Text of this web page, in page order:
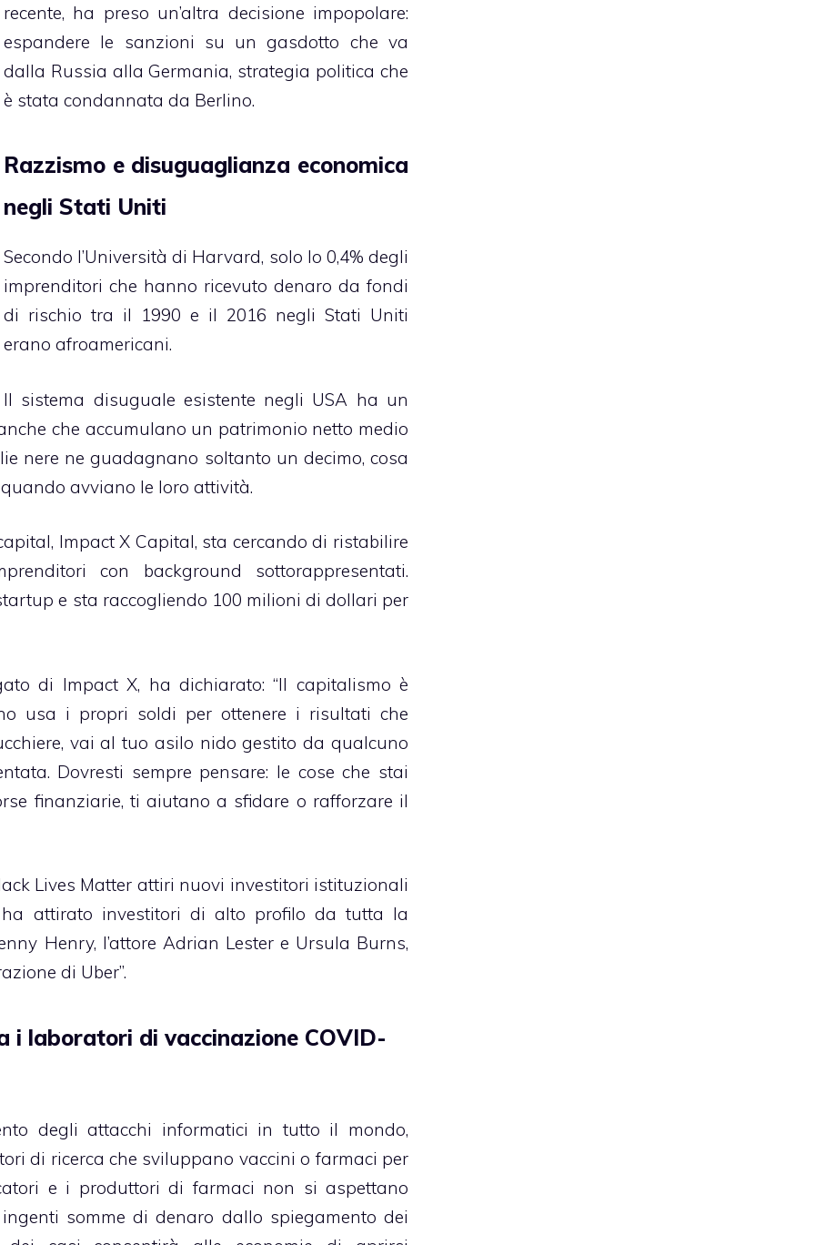
recente, ha preso un’altra decisione impopolare:
espandere le sanzioni su un gasdotto che va
dalla Russia alla Germania, strategia politica che
è stata condannata da Berlino.
Razzismo e disuguaglianza economica
negli Stati Uniti
Secondo l’Università di Harvard, solo lo 0,4% degli
imprenditori che hanno ricevuto denaro da fondi
di rischio tra il 1990 e il 2016 negli Stati Uniti
erano afroamericani.
Il sistema disuguale esistente negli USA ha un
che accumulano un patrimonio netto medio
nere ne guadagnano soltanto un decimo, cosa
avviano le loro attività.
Impact X Capital, sta cercando di ristabilire
con background sottorappresentati.
e sta raccogliendo 100 milioni di dollari per
di Impact X, ha dichiarato: “Il capitalismo è
usa i propri soldi per ottenere i risultati che
vai al tuo asilo nido gestito da qualcuno
Dovresti sempre pensare: le cose che stai
finanziarie, ti aiutano a sfidare o rafforzare il
Lives Matter attiri nuovi investitori istituzionali
ha attirato investitori di alto profilo da tutta la
Henry, l’attore Adrian Lester e Ursula Burns,
di Uber”.
i laboratori di vaccinazione COVID-
degli attacchi informatici in tutto il mondo,
di ricerca che sviluppano vaccini o farmaci per
e i produttori di farmaci non si aspettano
somme di denaro dallo spiegamento dei